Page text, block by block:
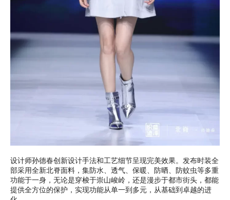
设计师孙德春创新设计手法和工艺细节呈现完美效果。发布时装全
部采用全新北脊面料，集防水、透气、保暖、防晒、防蚊虫等多重
功能于一身，无论是穿梭于崇山峻岭，还是漫步于都市街头，都能
提供全方位的保护，实现功能从单一到多元，从基础到卓越的进